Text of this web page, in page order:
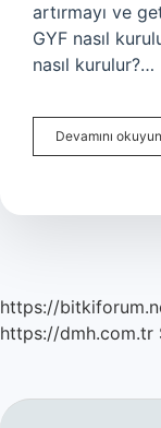
artırmayı ve
GYF nasıl
nasıl kurulur?…
Devamını okuyun
https://
https://dmh.com.tr